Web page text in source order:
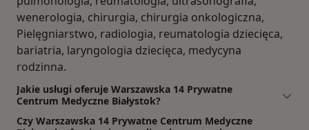
wenerologia, chirurgia, chirurgia onkologiczna,
Pielęgniarstwo, radiologia, reumatologia dziecięca,
bariatria, laryngologia dziecięca, medycyna
rodzinna.
Jakie usługi oferuje Warszawska 14 Prywatne
Centrum Medyczne Białystok?
Czy Warszawska 14 Prywatne Centrum Medyczne